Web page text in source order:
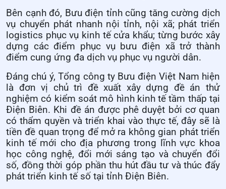
Bên cạnh đó, Bưu điện tỉnh cũng tăng cường dịch
vụ chuyển phát nhanh nội tỉnh, nội xã; phát triển
logistics phục vụ kinh tế cửa khẩu; từng bước xây
dựng các điểm phục vụ bưu điện xã trở thành
điểm cung ứng đa dịch vụ phục vụ người dân.
Đáng chú ý, Tổng công ty Bưu điện Việt Nam hiện
là đơn vị chủ trì đề xuất xây dựng đề án thử
nghiệm có kiểm soát mô hình kinh tế tầm thấp tại
Điện Biên. Khi đề án được phê duyệt bởi cơ quan
có thẩm quyền và triển khai vào thực tế, đây sẽ là
tiền đề quan trọng để mở ra không gian phát triển
kinh tế mới cho địa phương trong lĩnh vực khoa
học công nghệ, đổi mới sáng tạo và chuyển đổi
số, đồng thời góp phần thu hút đầu tư và thúc đẩy
phát triển kinh tế số tại tỉnh Điện Biên.